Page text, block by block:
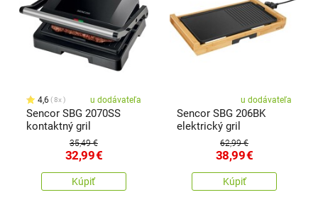
4,6 8x u dodávateľa
Sencor SBG 2070SS
kontaktný gril
35,49 €
32,99€
Kúpiť
u dodávateľa
Sencor SBG 206BK
elektrický gril
62,99 €
38,99€
Kúpiť